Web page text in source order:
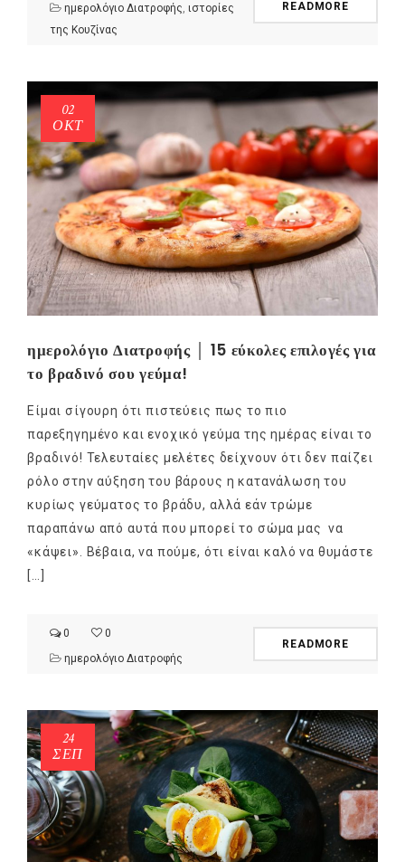
ημερολόγιο Διατροφής, ιστορίες
της Κουζίνας
READMORE
02
ΟΚΤ
ημερολόγιο Διατροφής │ 15 εύκολες επιλογές για
το βραδινό σου γεύμα!
Είμαι σίγουρη ότι πιστεύεις πως το πιο
παρεξηγημένο και ενοχικό γεύμα της ημέρας είναι το
βραδινό! Τελευταίες μελέτες δείχνουν ότι δεν παίζει
ρόλο στην αύξηση του βάρους η κατανάλωση του
κυρίως γεύματος το βράδυ, αλλά εάν τρώμε
παραπάνω από αυτά που μπορεί το σώμα μας να
«κάψει». Βέβαια, να πούμε, ότι είναι καλό να θυμάστε
[…]
0
0
ημερολόγιο Διατροφής
READMORE
24
ΣΕΠ
NEWSLETTER
Get ti
mel
y updates
fro
m
your favorite
products